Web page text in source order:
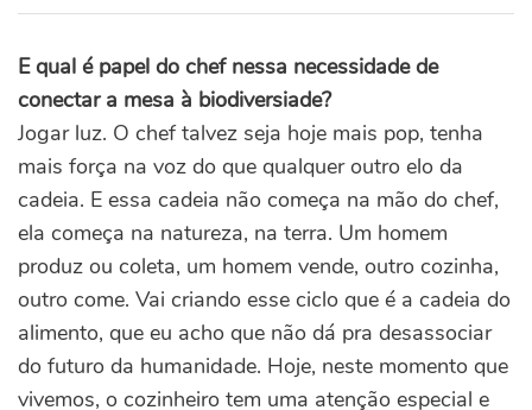
E qual é papel do chef nessa necessidade de
conectar a mesa à biodiversiade?
Jogar luz. O chef talvez seja hoje mais pop, tenha
mais força na voz do que qualquer outro elo da
cadeia. E essa cadeia não começa na mão do chef,
ela começa na natureza, na terra. Um homem
produz ou coleta, um homem vende, outro cozinha,
outro come. Vai criando esse ciclo que é a cadeia do
alimento, que eu acho que não dá pra desassociar
do futuro da humanidade. Hoje, neste momento que
vivemos, o cozinheiro tem uma atenção especial e